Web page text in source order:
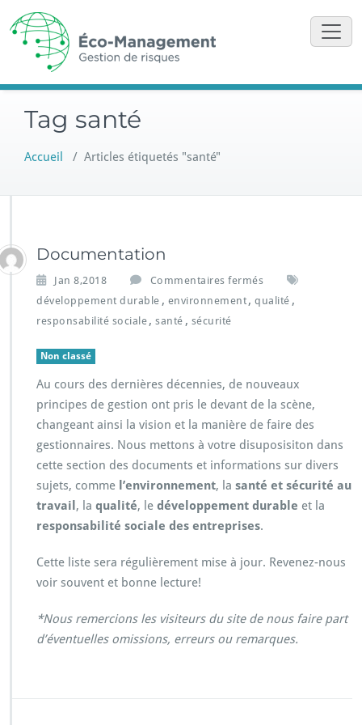
to
content
Tag santé
Accueil / Articles étiquetés "santé"
Documentation
Jan 8,2018 Commentaires fermés
u
m
e
n
t
t
o
développement durable , environnement , qualité ,
responsabilité sociale , santé , sécurité
Non classé
Au cours des dernières décennies, de nouveaux
principes de gestion ont pris le devant de la scène,
changeant ainsi la vision et la manière de faire des
gestionnaires. Nous mettons à votre disuposisiton dans
cette section des documents et informations sur divers
sujets, comme l’environnement, la santé et sécurité au
travail , la qualité, le développement durable et la
responsabilité sociale des entreprises.
Cette liste sera régulièrement mise à jour. Revenez-nous
voir souvent et bonne lecture!
*Nous remercions les visiteurs du site de nous faire part
d’éventuelles omissions, erreurs ou remarques.